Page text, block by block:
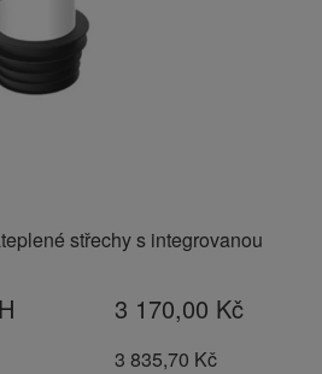
střechy s integrovanou
3 170,00 Kč
3 835,70 Kč